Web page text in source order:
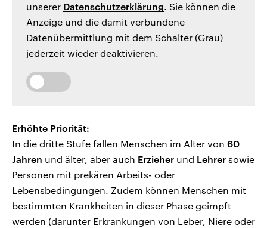
unserer Datenschutzerklärung. Sie können die
Anzeige und die damit verbundene
Datenübermittlung mit dem Schalter (Grau)
jederzeit wieder deaktivieren.
Erhöhte Priorität:
In die dritte Stufe fallen Menschen im Alter von 60
Jahren und älter, aber auch Erzieher und Lehrer sowie
Personen mit prekären Arbeits- oder
Lebensbedingungen. Zudem können Menschen mit
bestimmten Krankheiten in dieser Phase geimpft
werden (darunter Erkrankungen von Leber, Niere oder